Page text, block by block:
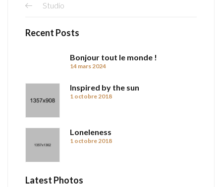
Studio
Recent Posts
Bonjour tout le monde !
14 mars 2024
Inspired by the sun
1 octobre 2018
Loneleness
1 octobre 2018
Latest Photos